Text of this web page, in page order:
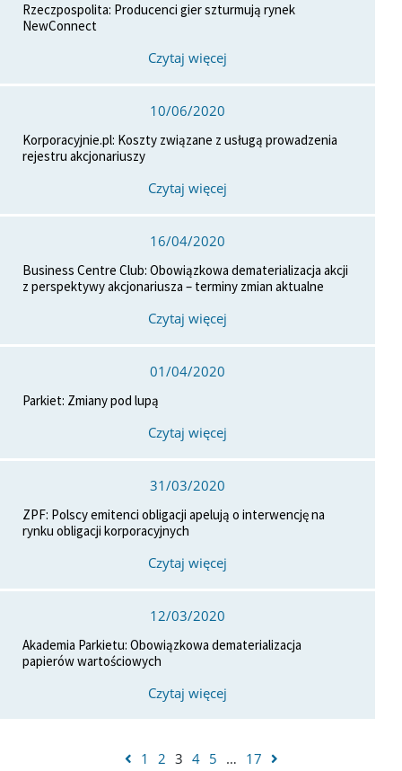
Rzeczpospolita: Producenci gier szturmują rynek
NewConnect
Czytaj więcej
10/06/2020
Korporacyjnie.pl: Koszty związane z usługą prowadzenia
rejestru akcjonariuszy
Czytaj więcej
16/04/2020
Business Centre Club: Obowiązkowa dematerializacja akcji
z perspektywy akcjonariusza – terminy zmian aktualne
Czytaj więcej
01/04/2020
Parkiet: Zmiany pod lupą
Czytaj więcej
31/03/2020
ZPF: Polscy emitenci obligacji apelują o interwencję na
rynku obligacji korporacyjnych
Czytaj więcej
12/03/2020
Akademia Parkietu: Obowiązkowa dematerializacja
papierów wartościowych
Czytaj więcej
1 2 3 4 5 … 17